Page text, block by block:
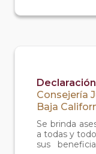
Consejería
Baja
Se brinda
a todas y
sus